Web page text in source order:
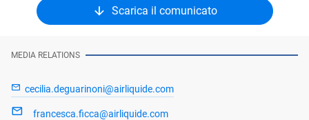
Scarica il comunicato
MEDIA RELATIONS
cecilia.deguarinoni@airliquide.com
francesca.ficca@airliquide.com